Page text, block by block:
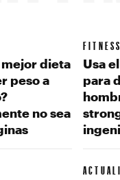
mejor dieta
peso a
no sea
FITNESS
Usa
para